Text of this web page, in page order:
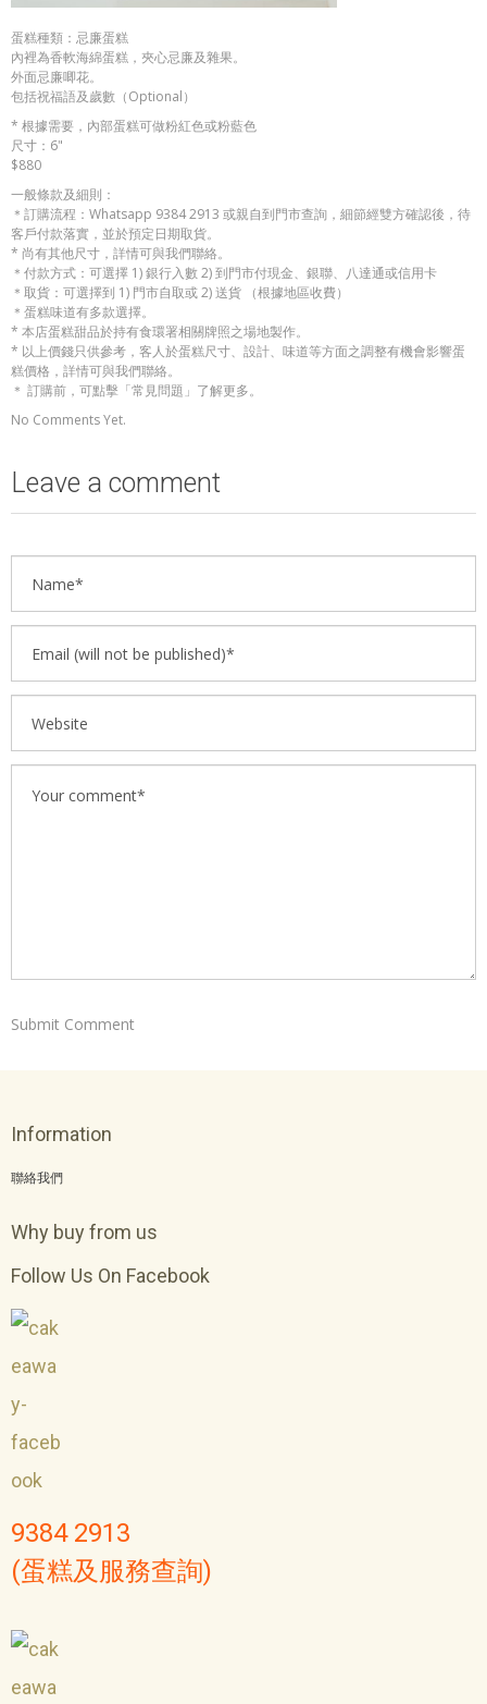
蛋糕種類：忌廉蛋糕
內裡為香軟海綿蛋糕，夾心忌廉及雜果。
外面忌廉唧花。
包括祝福語及歲數（Optional）
* 根據需要，內部蛋糕可做粉紅色或粉藍色
尺寸：6"
$880
一般條款及細則：
＊訂購流程：Whatsapp 9384 2913 或親自到門市查詢，細節經雙方確認後，待
客戶付款落實，並於預定日期取貨。
* 尚有其他尺寸，詳情可與我們聯絡。
＊付款方式：可選擇 1) 銀行入數 2) 到門市付現金、銀聯、八達通或信用卡
＊取貨：可選擇到 1) 門市自取或 2) 送貨 （根據地區收費）
＊蛋糕味道有多款選擇。
* 本店蛋糕甜品於持有食環署相關牌照之場地製作。
* 以上價錢只供參考，客人於蛋糕尺寸、設計、味道等方面之調整有機會影響蛋
糕價格，詳情可與我們聯絡。
＊ 訂購前，可點擊「常見問題」了解更多。
No Comments Yet.
Leave a comment
Information
聯絡我們
Why buy from us
Follow Us On Facebook
9384 2913
(蛋糕及服務查詢)